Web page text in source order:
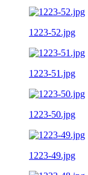
1223-52.jpg
1223-51.jpg
1223-50.jpg
1223-49.jpg